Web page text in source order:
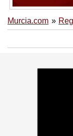
Murcia.com